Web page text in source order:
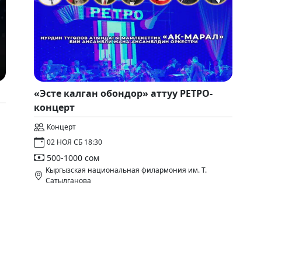
«Эсте калган обондор» аттуу РЕТРО-
концерт
Концерт
02 НОЯ СБ 18:30
500-1000 сом
Кыргызская национальная филармония им. Т.
Сатылганова